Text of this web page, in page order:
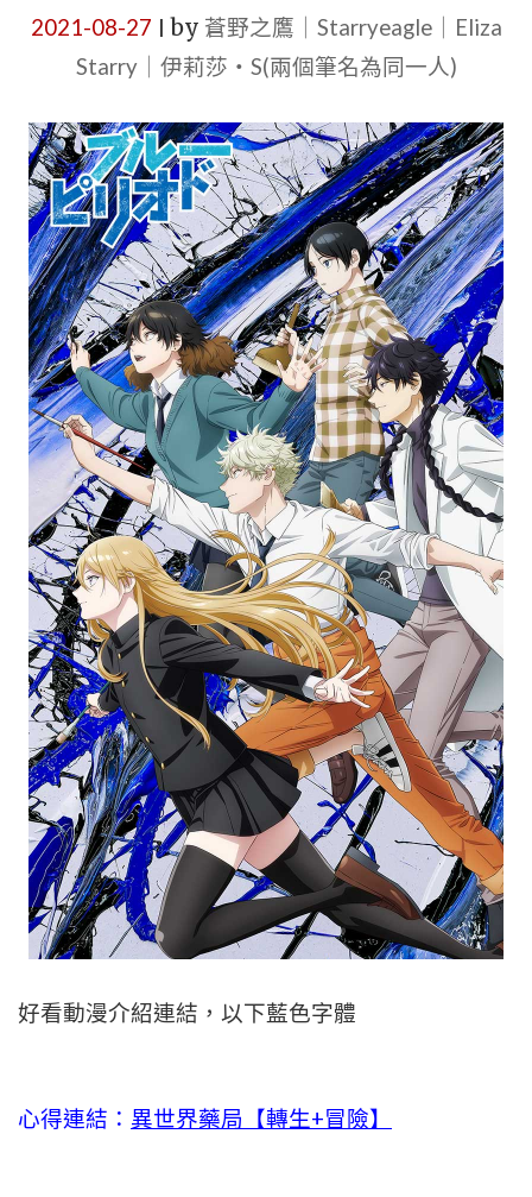
2021-08-27 by 蒼野之鷹｜Starryeagle｜Eliza
Starry｜伊莉莎・S(兩個筆名為同一人)
好看動漫介紹連結，以下藍色字體
心得連結： 異世界藥局【轉生+冒險】